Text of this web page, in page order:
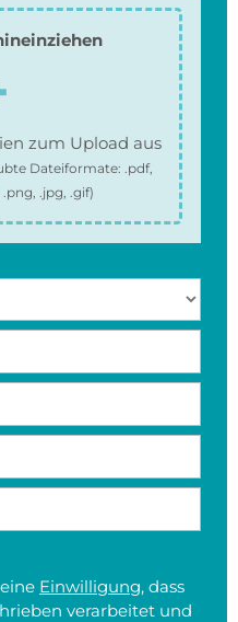
zum Upload aus
Dateiformate: .pdf,
.png, .jpg, .gif)
Einwilligung, dass
verarbeitet und